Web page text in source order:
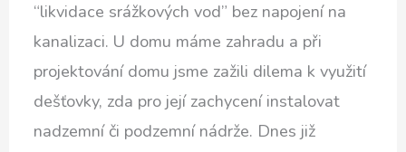
“likvidace srážkových vod” bez napojení na
kanalizaci. U domu máme zahradu a při
projektování domu jsme zažili dilema k využití
dešťovky, zda pro její zachycení instalovat
nadzemní či podzemní nádrže. Dnes již